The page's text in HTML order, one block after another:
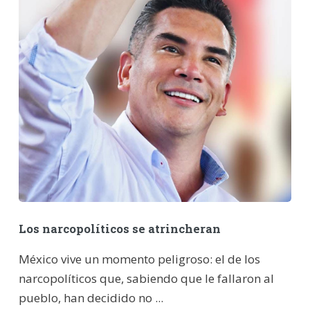
Los narcopolíticos se atrincheran
México vive un momento peligroso: el de los
narcopolíticos que, sabiendo que le fallaron al
pueblo, han decidido no ...